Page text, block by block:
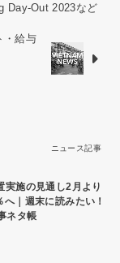
Day-Out 2023など
・給与
ニュース記事
実施の見通し2月より
｜週末に読みたい！
ネタ帳